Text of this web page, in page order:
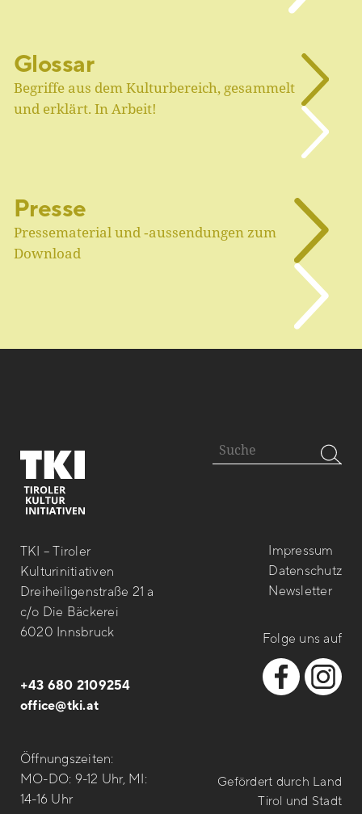
Glossar
Begriffe aus dem Kulturbereich, gesammelt
und erklärt. In Arbeit!
Presse
Pressematerial und ‑aussendungen zum
Download
TKI – Tiroler
Kulturinitiativen
Dreiheiligenstraße 21 a
c/o Die Bäckerei
6020 Innsbruck
+43 680 2109254
office@tki.at
Öffnungszeiten:
MO-DO: 9-12 Uhr, MI:
14-16 Uhr
Impressum
Datenschutz
Newsletter
Folge uns auf
Gefördert durch Land
Tirol und Stadt